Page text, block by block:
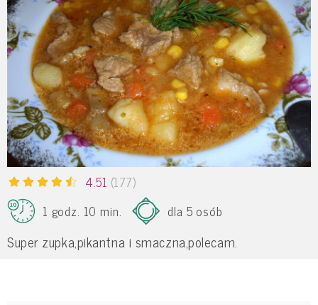
4.51 (177)
1 godz. 10 min.
dla 5 osób
Super zupka,pikantna i smaczna,polecam.